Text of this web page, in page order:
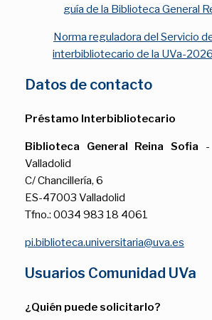
guía de la Biblioteca General
Norma reguladora del Servicio
interbibliotecario de la UVa-2026
Datos de contacto
Préstamo Interbibliotecario
Biblioteca General Reina Sofia -
Valladolid
C/ Chancillería, 6
ES-47003 Valladolid
Tfno.: 0034 983 18 4061
pi.biblioteca.universitaria@uva.es
Usuarios Comunidad UVa
¿Quién puede solicitarlo?